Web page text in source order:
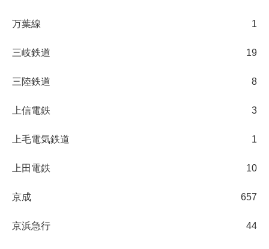
万葉線 1
三岐鉄道 19
三陸鉄道 8
上信電鉄 3
上毛電気鉄道 1
上田電鉄 10
京成 657
京浜急行 44